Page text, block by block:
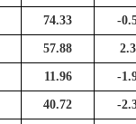
74.33 -
57.88
11.96 -
40.72 -